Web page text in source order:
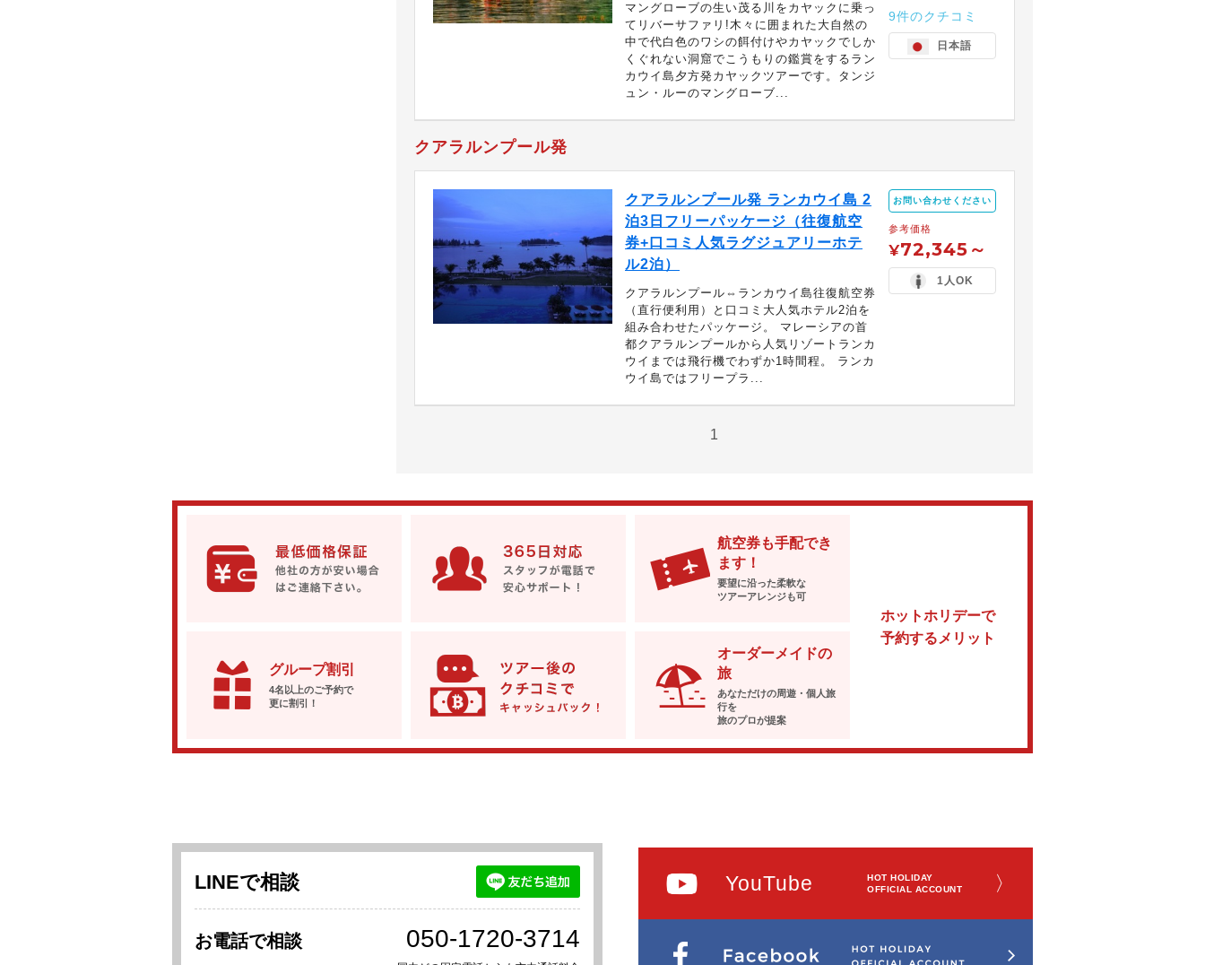
マングローブの生い茂る川をカヤックに乗っ
てリバーサファリ!木々に囲まれた大自然の
中で代白色のワシの餌付けやカヤックでしか
くぐれない洞窟でこうもりの鑑賞をするラン
カウイ島夕方発カヤックツアーです。タンジ
ュン・ルーのマングローブ...
9件のクチコミ
日本語
クアラルンプール発
クアラルンプール発 ランカウイ島 2
泊3日フリーパッケージ（往復航空
券+口コミ人気ラグジュアリーホテ
ル2泊）
クアラルンプール⇔ランカウイ島往復航空券
（直行便利用）と口コミ大人気ホテル2泊を
組み合わせたパッケージ。 マレーシアの首
都クアラルンプールから人気リゾートランカ
ウイまでは飛行機でわずか1時間程。 ランカ
ウイ島ではフリープラ...
お問い合わせください
参考価格
¥72,345～
1人OK
1
ホットホリデーで
予約するメリット
航空券も手配でき
ます！
要望に沿った柔軟な
ツアーアレンジも可
グループ割引
4名以上のご予約で
更に割引！
オーダーメイドの
旅
あなただけの周遊・個人旅
行を
旅のプロが提案
LINEで相談
お電話で相談 050-1720-3714
YouTube
HOT HOLIDAY
OFFICIAL ACCOUNT
〉